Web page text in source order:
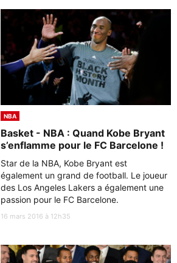
NBA
Basket - NBA : Quand Kobe Bryant
s’enflamme pour le FC Barcelone !
Star de la NBA, Kobe Bryant est
également un grand de football. Le joueur
des Los Angeles Lakers a également une
passion pour le FC Barcelone.
16 mars 2016 à 12h35